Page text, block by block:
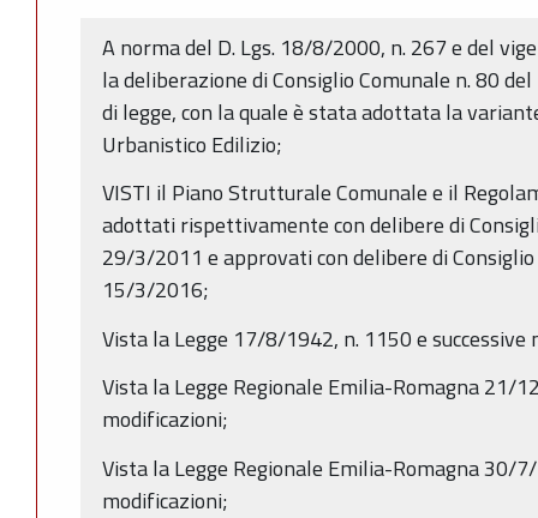
A norma del D. Lgs. 18/8/2000, n. 267 e del
la deliberazione di Consiglio Comunale n. 80
di legge, con la quale è stata adottata la
Urbanistico Edilizio;
VISTI il Piano Strutturale Comunale e il
adottati rispettivamente con delibere di
29/3/2011 e approvati con delibere di
15/3/2016;
Vista la Legge 17/8/1942, n. 1150 e successive
Vista la Legge Regionale Emilia-Romagna 21/
modificazioni;
Vista la Legge Regionale Emilia-Romagna 30/
modificazioni;